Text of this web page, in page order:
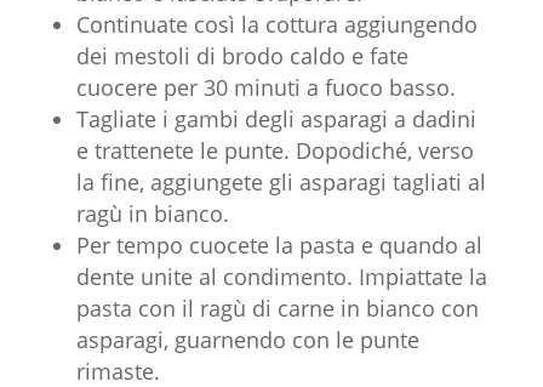
Continuate così la cottura aggiungendo
dei mestoli di brodo caldo e fate
cuocere per 30 minuti a fuoco basso.
Tagliate i gambi degli asparagi a dadini
e trattenete le punte. Dopodiché, verso
la fine, aggiungete gli asparagi tagliati al
ragù in bianco.
Per tempo cuocete la pasta e quando al
dente unite al condimento. Impiattate la
pasta con il ragù di carne in bianco con
asparagi, guarnendo con le punte
rimaste.